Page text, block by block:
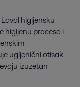
higijensku
higijenu procesa i
ugljenični otisak
izuzetan